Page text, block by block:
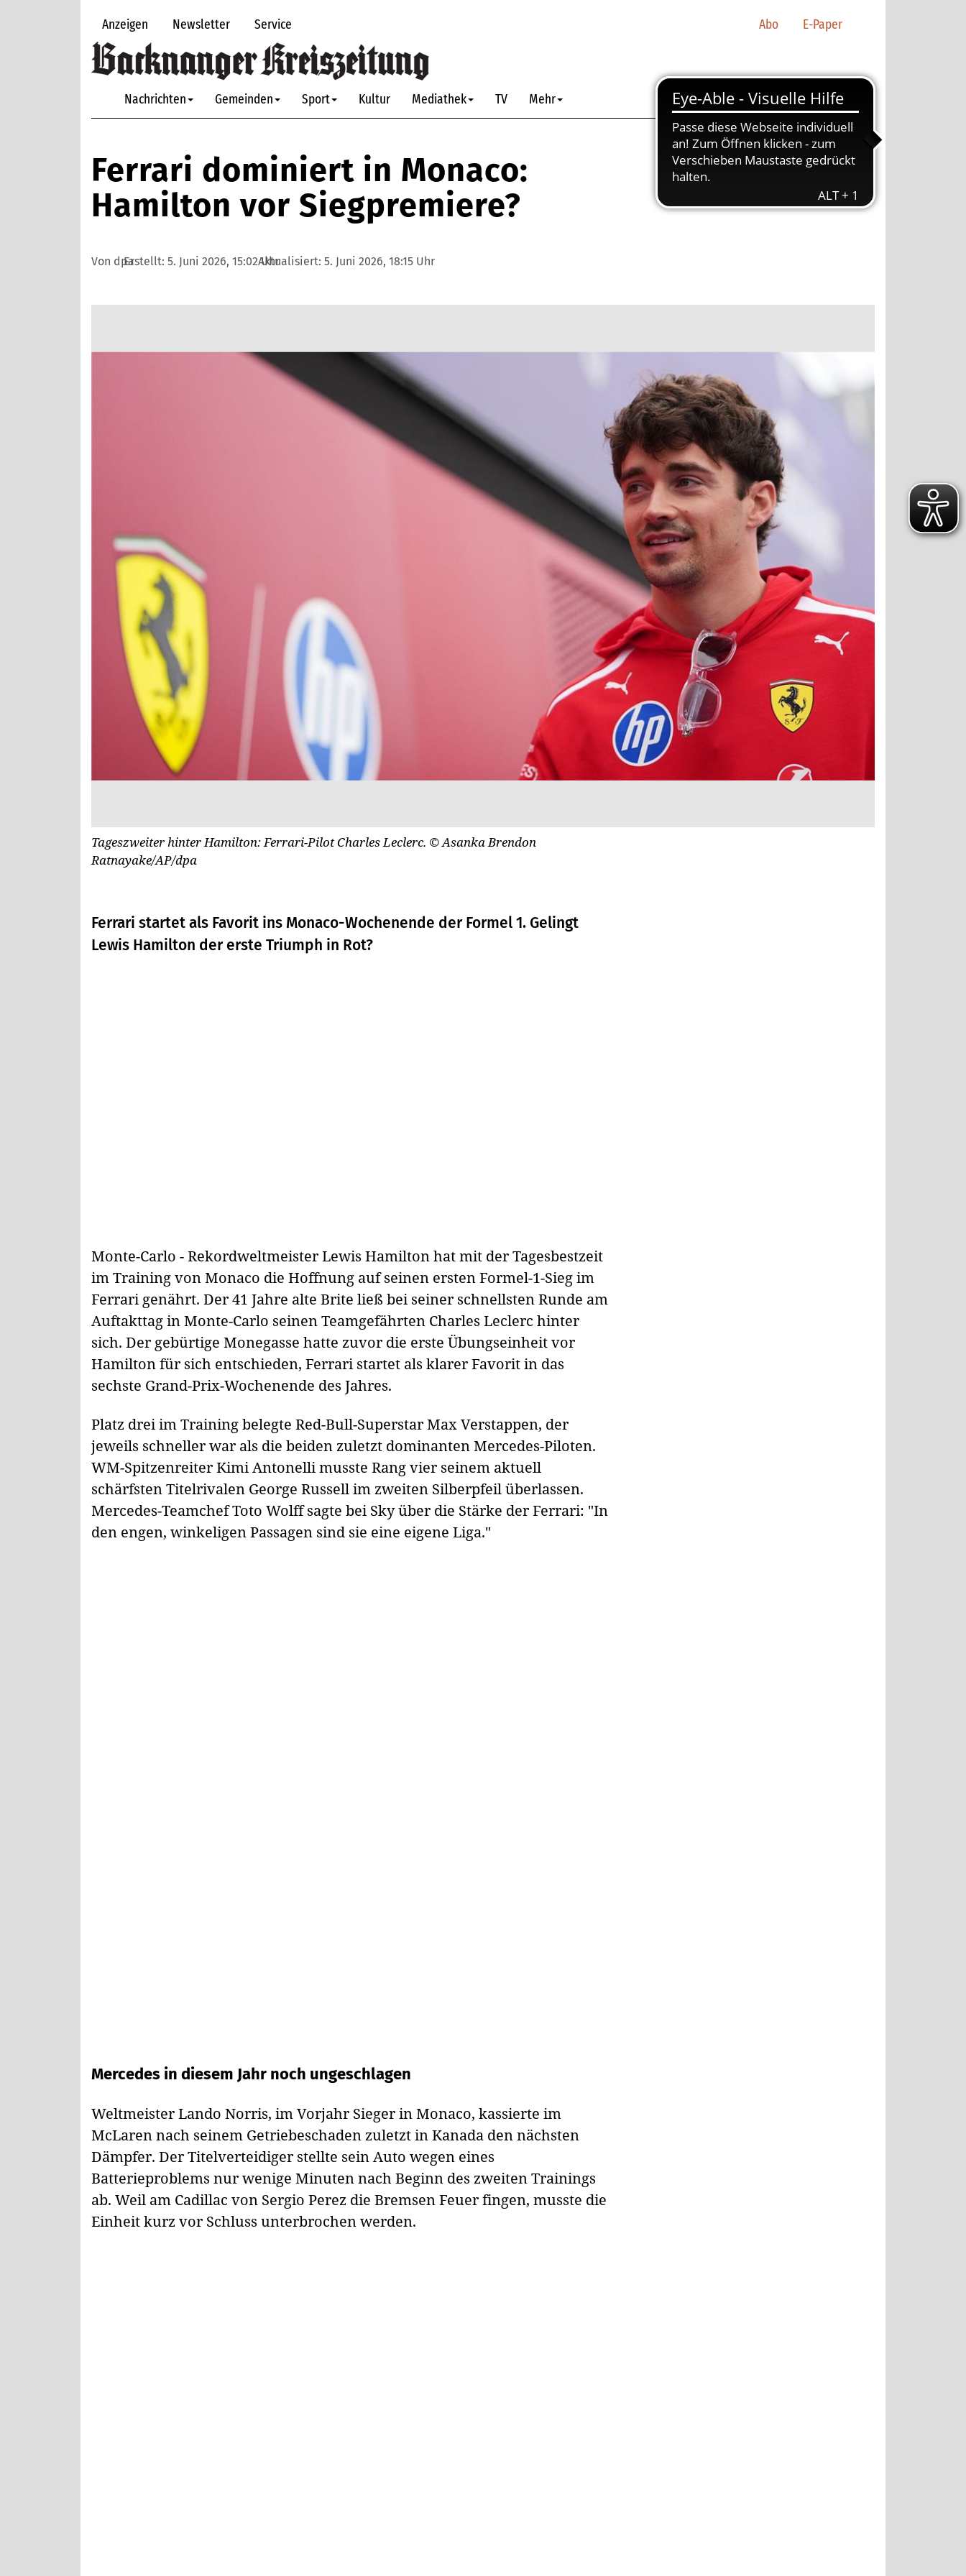
Anzeigen Newsletter Service Abo E-Paper
Nachrichten Gemeinden Sport Kultur Mediathek TV Mehr
Ferrari dominiert in Monaco:
Hamilton vor Siegpremiere?
Von dpaErstellt: 5. Juni 2026, 15:02 UhrAktualisiert: 5. Juni 2026, 18:15 Uhr
Tageszweiter hinter Hamilton: Ferrari-Pilot Charles Leclerc. © Asanka Brendon
Ratnayake/AP/dpa
Ferrari startet als Favorit ins Monaco-Wochenende der Formel 1. Gelingt
Lewis Hamilton der erste Triumph in Rot?
Monte-Carlo - Rekordweltmeister Lewis Hamilton hat mit der Tagesbestzeit
im Training von Monaco die Hoffnung auf seinen ersten Formel-1-Sieg im
Ferrari genährt. Der 41 Jahre alte Brite ließ bei seiner schnellsten Runde am
Auftakttag in Monte-Carlo seinen Teamgefährten Charles Leclerc hinter
sich. Der gebürtige Monegasse hatte zuvor die erste Übungseinheit vor
Hamilton für sich entschieden, Ferrari startet als klarer Favorit in das
sechste Grand-Prix-Wochenende des Jahres.
Platz drei im Training belegte Red-Bull-Superstar Max Verstappen, der
jeweils schneller war als die beiden zuletzt dominanten Mercedes-Piloten.
WM-Spitzenreiter Kimi Antonelli musste Rang vier seinem aktuell
schärfsten Titelrivalen George Russell im zweiten Silberpfeil überlassen.
Mercedes-Teamchef Toto Wolff sagte bei Sky über die Stärke der Ferrari: "In
den engen, winkeligen Passagen sind sie eine eigene Liga."
Mercedes in diesem Jahr noch ungeschlagen
Weltmeister Lando Norris, im Vorjahr Sieger in Monaco, kassierte im
McLaren nach seinem Getriebeschaden zuletzt in Kanada den nächsten
Dämpfer. Der Titelverteidiger stellte sein Auto wegen eines
Batterieproblems nur wenige Minuten nach Beginn des zweiten Trainings
ab. Weil am Cadillac von Sergio Perez die Bremsen Feuer fingen, musste die
Einheit kurz vor Schluss unterbrochen werden.